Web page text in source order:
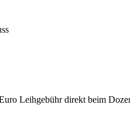
Leihgebühr direkt beim